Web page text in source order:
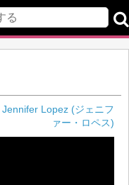
Jennifer Lopez (ジェニフ
ァー・ロペス)